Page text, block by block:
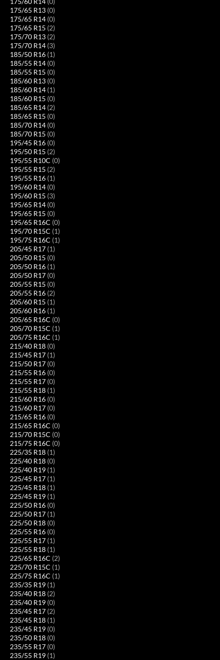
175/65 R13 (0)
175/65 R14 (0)
175/65 R15 (2)
175/70 R13 (2)
175/70 R14 (3)
185/50 R16 (1)
185/55 R14 (0)
185/55 R15 (0)
185/60 R13 (0)
185/60 R14 (1)
185/60 R15 (0)
185/65 R14 (2)
185/65 R15 (0)
185/70 R14 (0)
185/70 R15 (0)
195/45 R16 (0)
195/50 R15 (2)
195/55 R10C (0)
195/55 R15 (2)
195/55 R16 (1)
195/60 R14 (0)
195/60 R15 (3)
195/65 R14 (0)
195/65 R15 (0)
195/65 R16C (0)
195/70 R15C (1)
195/75 R16C (1)
205/45 R17 (1)
205/50 R15 (0)
205/50 R16 (1)
205/50 R17 (0)
205/55 R15 (0)
205/55 R16 (2)
205/60 R15 (1)
205/60 R16 (1)
205/65 R16C (0)
205/70 R15C (1)
205/75 R16C (1)
215/40 R18 (0)
215/45 R17 (1)
215/50 R17 (0)
215/55 R16 (0)
215/55 R17 (0)
215/55 R18 (1)
215/60 R16 (0)
215/60 R17 (0)
215/65 R16 (0)
215/65 R16C (0)
215/70 R15C (0)
215/75 R16C (0)
225/35 R18 (1)
225/40 R18 (0)
225/40 R19 (1)
225/45 R17 (1)
225/45 R18 (1)
225/45 R19 (1)
225/50 R16 (0)
225/50 R17 (1)
225/50 R18 (0)
225/55 R16 (0)
225/55 R17 (1)
225/55 R18 (1)
225/65 R16C (2)
225/70 R15C (1)
225/75 R16C (1)
235/35 R19 (1)
235/40 R18 (2)
235/40 R19 (0)
235/45 R17 (2)
235/45 R18 (1)
235/45 R19 (0)
235/50 R18 (0)
235/55 R17 (0)
235/55 R19 (1)